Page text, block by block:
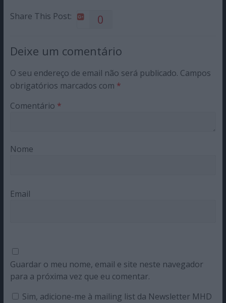
Share This Post: 0
Deixe um comentário
O seu endereço de email não será publicado. Campos
obrigatórios marcados com *
Comentário *
Nome
Email
Guardar o meu nome, email e site neste navegador
para a próxima vez que eu comentar.
Sim, adicione-me à mailing list da Newsletter MHD